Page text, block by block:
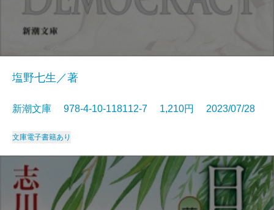
塩野七生／著
新潮文庫 978-4-10-118112-7 1,210円 2023/07/28
文庫電子書籍あり